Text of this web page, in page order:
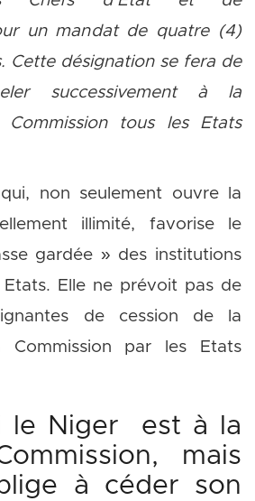
un mandat de quatre (4)
Cette désignation se fera de
successivement à la
tous les Etats
non seulement ouvre la
illimité, favorise le
gardée » des institutions
Etats. Elle ne prévoit pas de
de cession de la
Commission par les Etats
le Niger est à la
mais
à céder son